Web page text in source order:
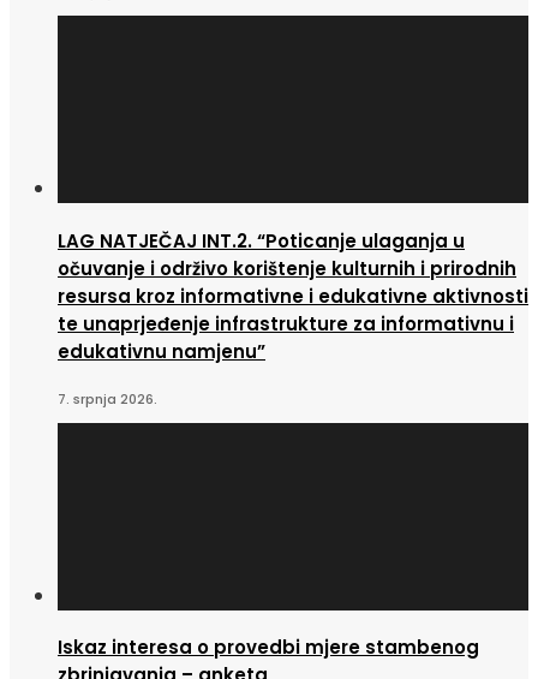
LAG NATJEČAJ INT.2. “Poticanje ulaganja u
očuvanje i održivo korištenje kulturnih i prirodnih
resursa kroz informativne i edukativne aktivnosti
te unaprjeđenje infrastrukture za informativnu i
edukativnu namjenu”
7. srpnja 2026.
Iskaz interesa o provedbi mjere stambenog